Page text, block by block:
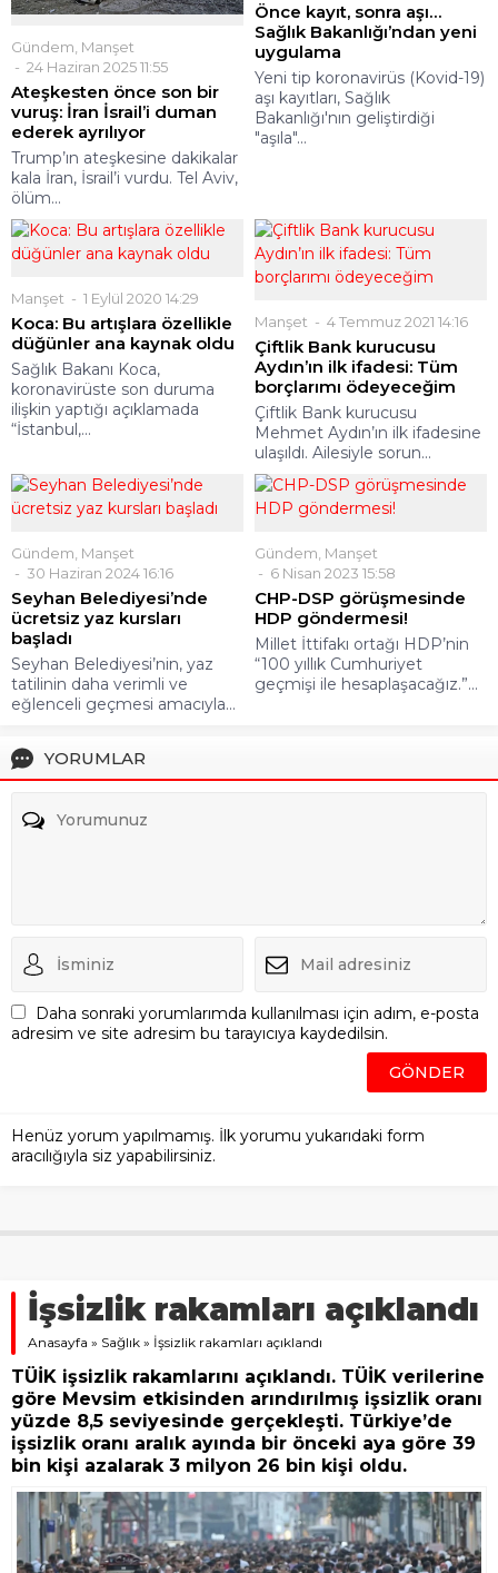
Gündem Manşet
24 Haziran 2025 11:55
Ateşkesten önce son bir
vuruş: İran İsrail’i duman
ederek ayrılıyor
Trump’ın ateşkesine dakikalar
kala İran, İsrail’i vurdu. Tel Aviv,
ölüm...
Önce kayıt, sonra aşı…
Sağlık Bakanlığı’ndan yeni
uygulama
Yeni tip koronavirüs (Kovid-19)
aşı kayıtları, Sağlık
Bakanlığı'nın geliştirdiği
"aşıla"...
Manşet 1 Eylül 2020 14:29
Koca: Bu artışlara özellikle
düğünler ana kaynak oldu
Sağlık Bakanı Koca,
koronavirüste son duruma
ilişkin yaptığı açıklamada
“İstanbul,...
Manşet 4 Temmuz 2021 14:16
Çiftlik Bank kurucusu
Aydın’ın ilk ifadesi: Tüm
borçlarımı ödeyeceğim
Çiftlik Bank kurucusu
Mehmet Aydın’ın ilk ifadesine
ulaşıldı. Ailesiyle sorun...
Gündem Manşet
30 Haziran 2024 16:16
Seyhan Belediyesi’nde
ücretsiz yaz kursları
başladı
Seyhan Belediyesi’nin, yaz
tatilinin daha verimli ve
eğlenceli geçmesi amacıyla...
Gündem Manşet
6 Nisan 2023 15:58
CHP-DSP görüşmesinde
HDP göndermesi!
Millet İttifakı ortağı HDP’nin
“100 yıllık Cumhuriyet
geçmişi ile hesaplaşacağız.”...
YORUMLAR
Daha sonraki yorumlarımda kullanılması için adım, e-posta
adresim ve site adresim bu tarayıcıya kaydedilsin.
Henüz yorum yapılmamış. İlk yorumu yukarıdaki form
aracılığıyla siz yapabilirsiniz.
İşsizlik rakamları açıklandı
Anasayfa » Sağlık » İşsizlik rakamları açıklandı
TÜİK işsizlik rakamlarını açıklandı. TÜİK verilerine
göre Mevsim etkisinden arındırılmış işsizlik oranı
yüzde 8,5 seviyesinde gerçekleşti. Türkiye’de
işsizlik oranı aralık ayında bir önceki aya göre 39
bin kişi azalarak 3 milyon 26 bin kişi oldu.